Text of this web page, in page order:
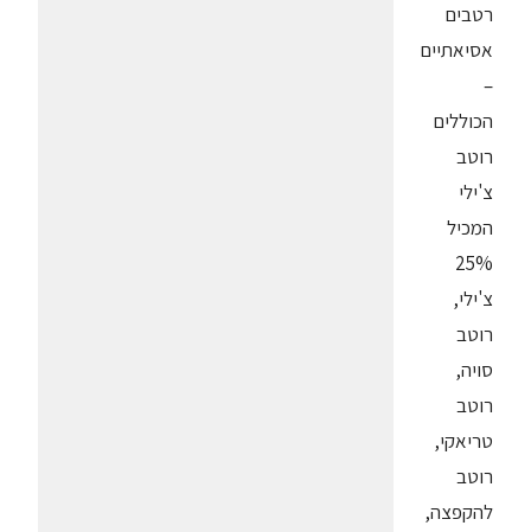
רטבים
אסיאתיים
–
הכוללים
רוטב
צ'ילי
המכיל
25%
צ'ילי,
רוטב
סויה,
רוטב
טריאקי,
רוטב
להקפצה,